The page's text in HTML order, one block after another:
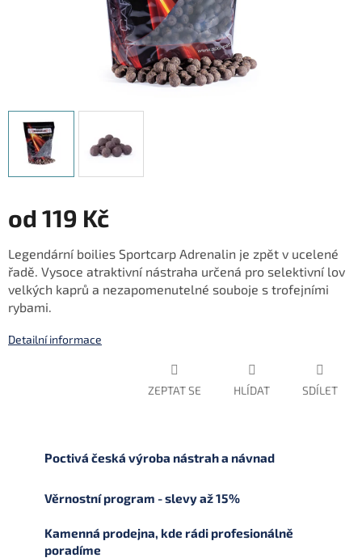
od 119 Kč
cena:
Legendární boilies Sportcarp Adrenalin je zpět v ucelené
řadě. Vysoce atraktivní nástraha určená pro selektivní lov
velkých kaprů a nezapomenutelné souboje s trofejními
rybami.
Detailní informace
ZEPTAT SE HLÍDAT SDÍLET
Poctivá česká výroba nástrah a návnad
Věrnostní program - slevy až 15%
Kamenná prodejna, kde rádi profesionálně
poradíme